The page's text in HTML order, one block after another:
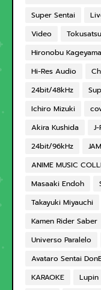
Super Sentai
Video
Hironobu Kageyama
Hi-Res Audio
24bit/48kHz
Ichiro Mizuki
Akira Kushida
24bit/96kHz
ANIME MUSIC
Masaaki Endoh
Takayuki Miyauchi
Kamen Rider Saber
Universo Paralelo
Avataro Sentai
KARAOKE
Lupin